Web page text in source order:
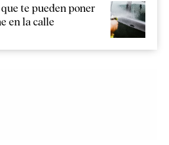
te pueden poner
en la calle